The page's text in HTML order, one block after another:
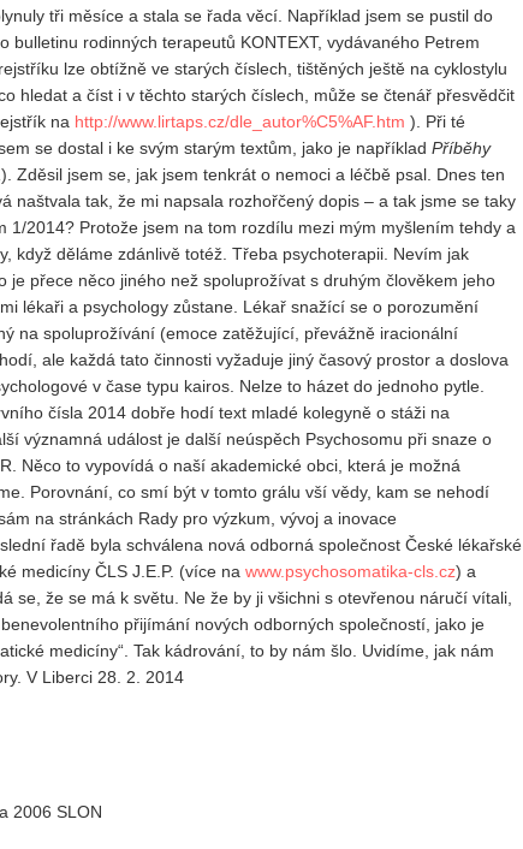
tři měsíce a stala se řada věcí. Například jsem se pustil do
rodinných terapeutů KONTEXT, vydávaného Petrem
lze obtížně ve starých číslech, tištěných ještě na cyklostylu
hledat a číst i v těchto starých číslech, může se čtenář přesvědčit
na http://www.lirtaps.cz/dle_autor%C5%AF.htm ). Při té
se dostal i ke svým starým textům, jako je například Příběhy
Zděsil jsem se, jak jsem tenkrát o nemoci a léčbě psal. Dnes ten
naštvala tak, že mi napsala rozhořčený dopis – a tak jsme se taky
2014? Protože jsem na tom rozdílu mezi mým myšlením tehdy a
když děláme zdánlivě totéž. Třeba psychoterapii. Nevím jak
je přece něco jiného než spoluprožívat s druhým člověkem jeho
lékaři a psychology zůstane. Lékař snažící se o porozumění
na spoluprožívání (emoce zatěžující, převážně iracionální
ale každá tato činnosti vyžaduje jiný časový prostor a doslova
v čase typu kairos. Nelze to házet do jednoho pytle.
čísla 2014 dobře hodí text mladé kolegyně o stáži na
významná událost je další neúspěch Psychosomu při snaze o
Něco to vypovídá o naší akademické obci, která je možná
Porovnání, co smí být v tomto grálu vší vědy, kam se nehodí
na stránkách Rady pro výzkum, vývoj a inovace
řadě byla schválena nová odborná společnost České lékařské
medicíny ČLS J.E.P. (více na www.psychosomatika-cls.cz) a
se, že se má k světu. Ne že by ji všichni s otevřenou náručí vítali,
přijímání nových odborných společností, jako je
medicíny“. Tak kádrování, to by nám šlo. Uvidíme, jak nám
V Liberci 28. 2. 2014
2006 SLON